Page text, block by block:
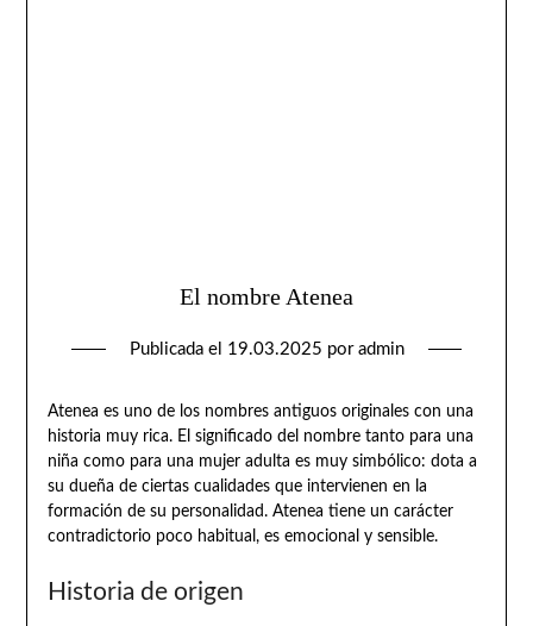
El nombre Atenea
Publicada el 19.03.2025 por admin
Atenea es uno de los nombres antiguos originales con una
historia muy rica. El significado del nombre tanto para una
niña como para una mujer adulta es muy simbólico: dota a
su dueña de ciertas cualidades que intervienen en la
formación de su personalidad. Atenea tiene un carácter
contradictorio poco habitual, es emocional y sensible.
Historia de origen